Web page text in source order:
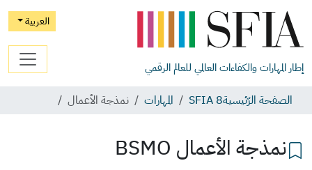
العربية
إطار المهارات والكفاءات العالمي للعالم الرقمي
الصفحة الرّئيسيةSFIA 8 المهارات نمذجة الأعمال
نمذجة الأعمال BSMO